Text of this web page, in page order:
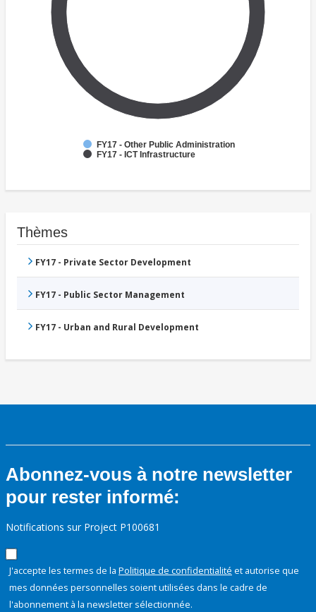
FY17 - Other Public Administration
FY17 - ICT Infrastructure
Thèmes
FY17 - Private Sector Development
FY17 - Public Sector Management
FY17 - Urban and Rural Development
Abonnez-vous à notre newsletter
pour rester informé:
Notifications sur Project P100681
J'accepte les termes de la Politique de confidentialité et autorise que
mes données personnelles soient utilisées dans le cadre de
l'abonnement à la newsletter sélectionnée.